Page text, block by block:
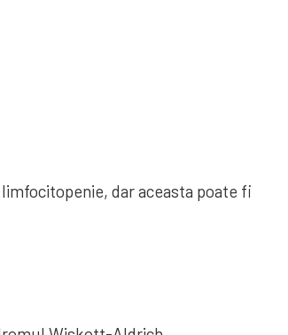
dar aceasta poate fi